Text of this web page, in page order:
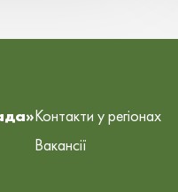
Контакти у регіонах
Вакансії